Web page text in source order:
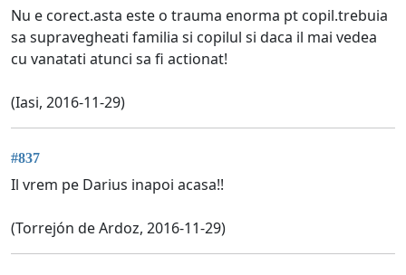
Nu e corect.asta este o trauma enorma pt copil.trebuia
sa supravegheati familia si copilul si daca il mai vedea
cu vanatati atunci sa fi actionat!
(Iasi, 2016-11-29)
#837
Il vrem pe Darius inapoi acasa!!
(Torrejón de Ardoz, 2016-11-29)